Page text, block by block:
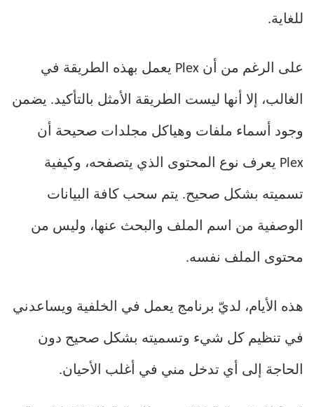
للغاية.
على الرغم من أن Plex يعمل بهذه الطريقة في
الغالب، إلا أنها ليست الطريقة الأمثل بالتأكيد. يضمن
وجود أسماء ملفات وهياكل مجلدات صحيحة أن
Plex يعرف نوع المحتوى الذي يتصفحه، وكيفية
تسميته بشكل صحيح. يتم سحب كافة البيانات
الوصفية من اسم الملف والبحث عنها، وليس من
محتوى الملف نفسه.
هذه الأيام، لديّ برنامج يعمل في الخلفية ويساعدني
في تنظيم كل شيء وتسميته بشكل صحيح دون
الحاجة إلى أي تدخل مني في أغلب الأحيان.